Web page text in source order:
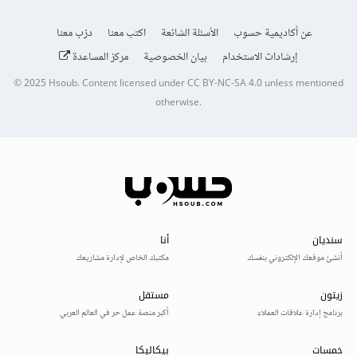
عن أكاديمية حسوب الأسئلة الشائعة اكتب معنا
درّب معنا
إرشادات الاستخدام
بيان الخصوصية مركز المساعدة
© 2025Hsoub.Content licensed underCC BY-NC-SA 4.0unless mentioned
otherwise.